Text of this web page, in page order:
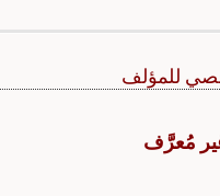
للمؤلف
مُعرَّف